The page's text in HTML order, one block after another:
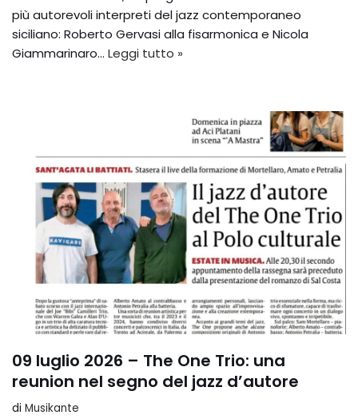
più autorevoli interpreti del jazz contemporaneo
siciliano: Roberto Gervasi alla fisarmonica e Nicola
Giammarinaro… Leggi tutto »
09 luglio 2026 – The One Trio: una
reunion nel segno del jazz d’autore
di Musikante